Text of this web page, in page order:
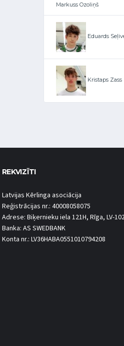
Markuss Ozoliņš
Eduards
Kristaps Zass
REKVIZĪTI
Latvijas Kērlinga asociācija
Reģistrācijas nr.: 40008058075
Adrese: Biķernieku iela 121H, Rīga, LV-
Banka: AS SWEDBANK
Konta nr.: LV36HABA0551010794208